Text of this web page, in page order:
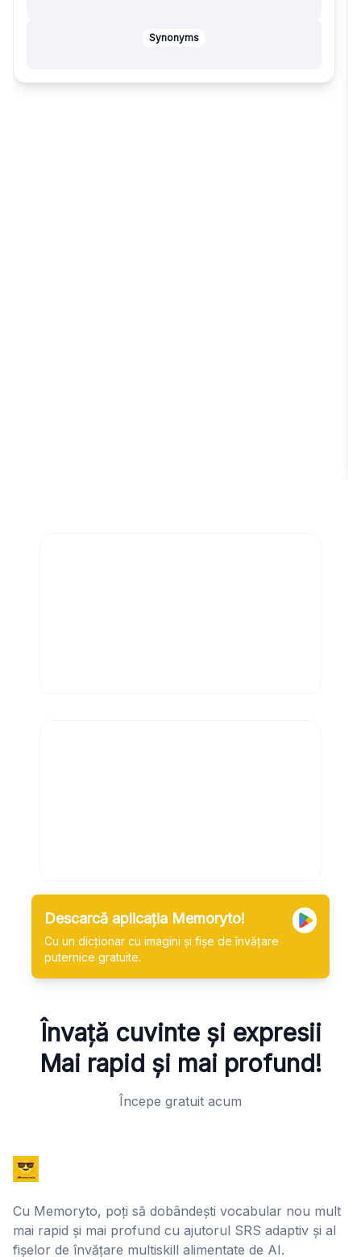
Synonyms
Descarcă aplicația Memoryto!
Cu un dicționar cu imagini și fișe de învățare
puternice gratuite.
Învață cuvinte și expresii
Mai rapid și mai profund!
Începe gratuit acum
Cu Memoryto, poți să dobândești vocabular nou mult
mai rapid și mai profund cu ajutorul SRS adaptiv și al
fișelor de învățare multiskill alimentate de AI.